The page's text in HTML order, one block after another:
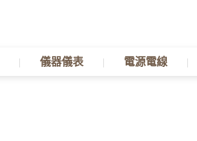
儀器儀表 電源電線